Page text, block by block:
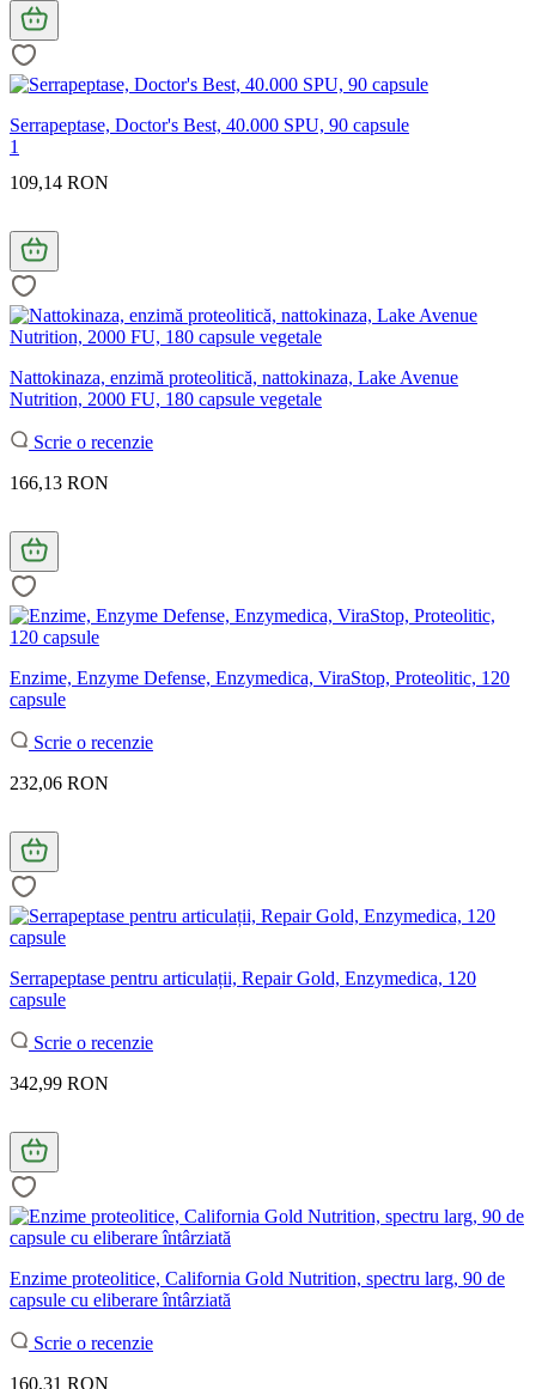
Serrapeptase, Doctor's Best, 40.000 SPU, 90 capsule
1
109,14 RON
Nattokinaza, enzimă proteolitică, nattokinaza, Lake Avenue
Nutrition, 2000 FU, 180 capsule vegetale
Scrie o recenzie
166,13 RON
Enzime, Enzyme Defense, Enzymedica, ViraStop, Proteolitic, 120
capsule
Scrie o recenzie
232,06 RON
Serrapeptase pentru articulații, Repair Gold, Enzymedica, 120
capsule
Scrie o recenzie
342,99 RON
Enzime proteolitice, California Gold Nutrition, spectru larg, 90 de
capsule cu eliberare întârziată
Scrie o recenzie
160,31 RON